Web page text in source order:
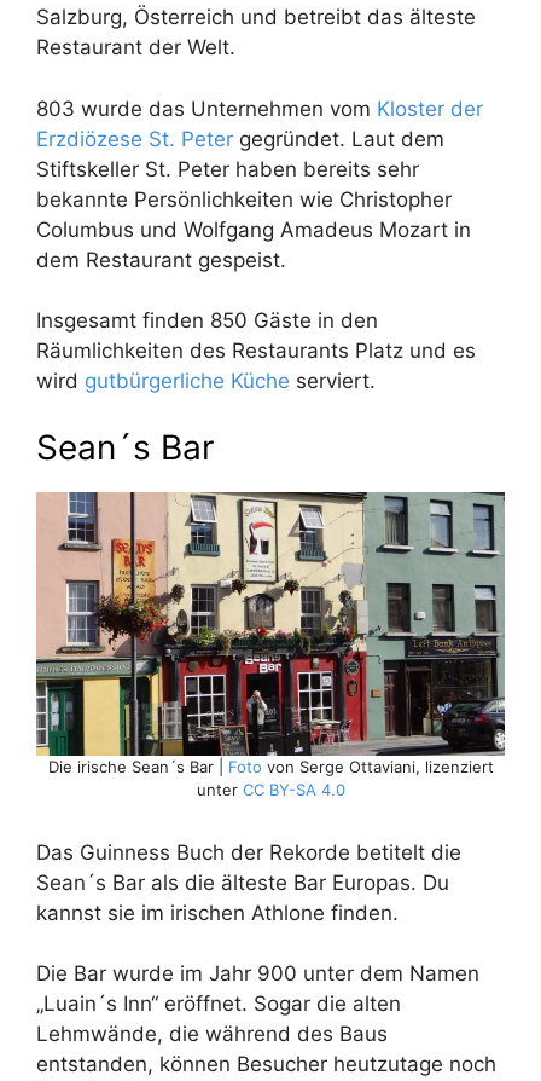
Salzburg, Österreich und betreibt das älteste
Restaurant der Welt.
803 wurde das Unternehmen vom Kloster der
Erzdiözese St. Peter gegründet. Laut dem
Stiftskeller St. Peter haben bereits sehr
bekannte Persönlichkeiten wie Christopher
Columbus und Wolfgang Amadeus Mozart in
dem Restaurant gespeist.
Insgesamt finden 850 Gäste in den
Räumlichkeiten des Restaurants Platz und es
wird gutbürgerliche Küche serviert.
Sean´s Bar
Die irische Sean´s Bar | Foto von Serge Ottaviani, lizenziert
unter CC BY-SA 4.0
Das Guinness Buch der Rekorde betitelt die
Sean´s Bar als die älteste Bar Europas. Du
kannst sie im irischen Athlone finden.
Die Bar wurde im Jahr 900 unter dem Namen
„Luain´s Inn“ eröffnet. Sogar die alten
Lehmwände, die während des Baus
entstanden, können Besucher heutzutage noch